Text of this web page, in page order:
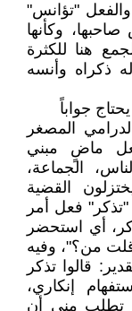
"تؤانس"
وكأنها
هنا للكثرة
ذكراه وأنسه
جواباً
المصغر
ماضٍ مبني
الجماعة،
القضية
فعل أمر
أي استحضر
من؟"، وفيه
قالوا تذكر
إنكاري،
تطلب مني أن